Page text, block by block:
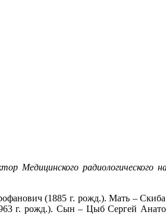
радиологического
(1885 г. рожд.). Мать –
г. рожд.). Сын – Цыб Сергей